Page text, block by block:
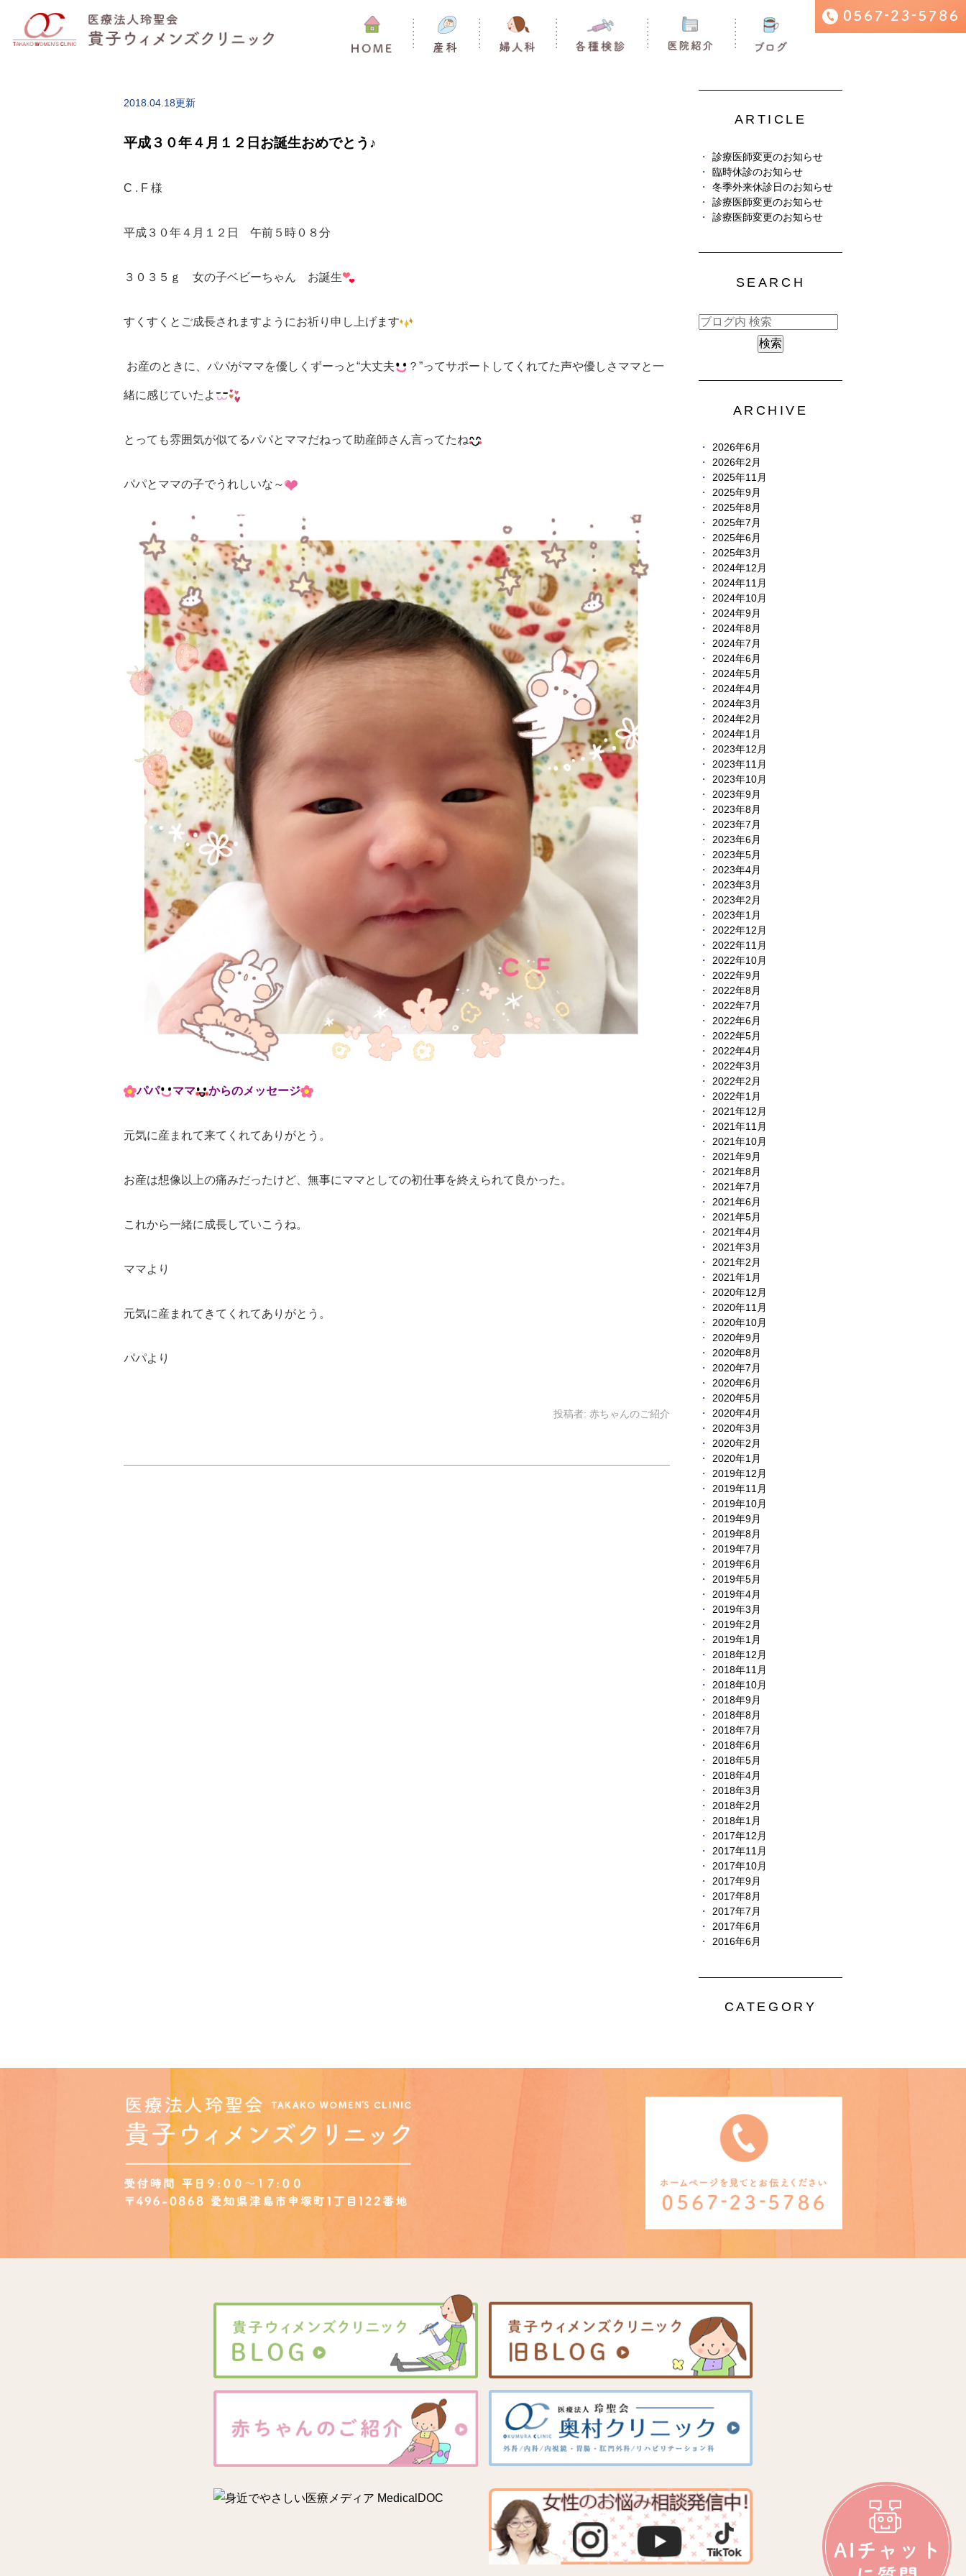
2018.04.18更新
平成３０年４月１２日お誕生おめでとう♪
C . F 様
平成３０年４月１２日 午前５時０８分
３０３５ｇ 女の子ベビーちゃん お誕生
すくすくとご成長されますようにお祈り申し上げます
お産のときに、パパがママを優しくずーっと“大丈夫 ？”ってサポートしてくれてた声や優しさママと一
緒に感じていたよ
とっても雰囲気が似てるパパとママだねって助産師さん言ってたね
パパとママの子でうれしいな～
パパ ママ からのメッセージ
元気に産まれて来てくれてありがとう。
お産は想像以上の痛みだったけど、無事にママとしての初仕事を終えられて良かった。
これから一緒に成長していこうね。
ママより
元気に産まれてきてくれてありがとう。
パパより
投稿者: 赤ちゃんのご紹介
ARTICLE
診療医師変更のお知らせ
臨時休診のお知らせ
冬季外来休診日のお知らせ
診療医師変更のお知らせ
診療医師変更のお知らせ
SEARCH
ARCHIVE
2026年6月
2026年2月
2025年11月
2025年9月
2025年8月
2025年7月
2025年6月
2025年3月
2024年12月
2024年11月
2024年10月
2024年9月
2024年8月
2024年7月
2024年6月
2024年5月
2024年4月
2024年3月
2024年2月
2024年1月
2023年12月
2023年11月
2023年10月
2023年9月
2023年8月
2023年7月
2023年6月
2023年5月
2023年4月
2023年3月
2023年2月
2023年1月
2022年12月
2022年11月
2022年10月
2022年9月
2022年8月
2022年7月
2022年6月
2022年5月
2022年4月
2022年3月
2022年2月
2022年1月
2021年12月
2021年11月
2021年10月
2021年9月
2021年8月
2021年7月
2021年6月
2021年5月
2021年4月
2021年3月
2021年2月
2021年1月
2020年12月
2020年11月
2020年10月
2020年9月
2020年8月
2020年7月
2020年6月
2020年5月
2020年4月
2020年3月
2020年2月
2020年1月
2019年12月
2019年11月
2019年10月
2019年9月
2019年8月
2019年7月
2019年6月
2019年5月
2019年4月
2019年3月
2019年2月
2019年1月
2018年12月
2018年11月
2018年10月
2018年9月
2018年8月
2018年7月
2018年6月
2018年5月
2018年4月
2018年3月
2018年2月
2018年1月
2017年12月
2017年11月
2017年10月
2017年9月
2017年8月
2017年7月
2017年6月
2016年6月
CATEGORY